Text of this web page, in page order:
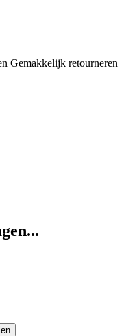
Gemakkelijk retourneren